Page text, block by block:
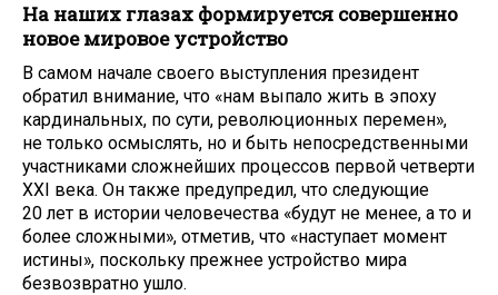
На наших глазах формируется совершенно
новое мировое устройство
В самом начале своего выступления президент
обратил внимание, что «нам выпало жить в эпоху
кардинальных, по сути, революционных перемен»,
не только осмыслять, но и быть непосредственными
участниками сложнейших процессов первой четверти
XXI века. Он также предупредил, что следующие
20 лет в истории человечества «будут не менее, а то и
более сложными», отметив, что «наступает момент
истины», поскольку прежнее устройство мира
безвозвратно ушло.